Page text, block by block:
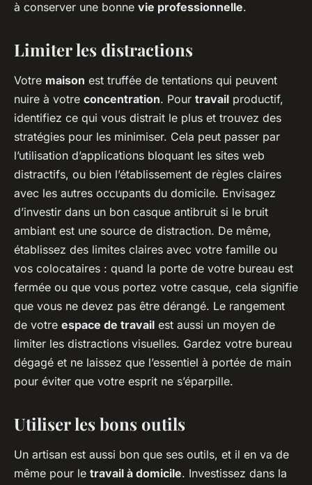
à conserver une bonne vie professionnelle.
Limiter les distractions
Votre maison est truffée de tentations qui peuvent
nuire à votre concentration. Pour travail productif,
identifiez ce qui vous distrait le plus et trouvez des
stratégies pour les minimiser. Cela peut passer par
l’utilisation d’applications bloquant les sites web
distractifs, ou bien l’établissement de règles claires
avec les autres occupants du domicile. Envisagez
d’investir dans un bon casque antibruit si le bruit
ambiant est une source de distraction. De même,
établissez des limites claires avec votre famille ou
vos colocataires : quand la porte de votre bureau est
fermée ou que vous portez votre casque, cela signifie
que vous ne devez pas être dérangé. Le rangement
de votre espace de travail est aussi un moyen de
limiter les distractions visuelles. Gardez votre bureau
dégagé et ne laissez que l’essentiel à portée de main
pour éviter que votre esprit ne s’éparpille.
Utiliser les bons outils
Un artisan est aussi bon que ses outils, et il en va de
même pour le travail à domicile. Investissez dans la